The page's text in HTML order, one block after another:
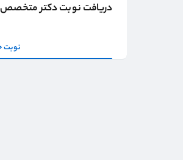
دریافت نوبت دکتر متخصص
نوبت